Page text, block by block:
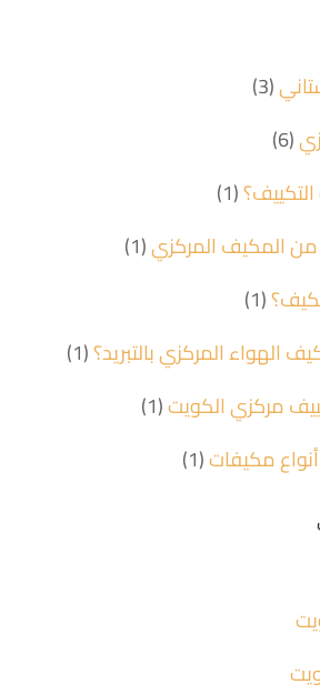
(3)
(6)
(1)
من المكيف المركزي(1)
(1)
الهواء المركزي بالتبريد؟(1)
مركزي الكويت(1)
مكيفات(1)